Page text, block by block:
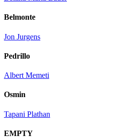
Belmonte
Jon Jurgens
Pedrillo
Albert Memeti
Osmin
Tapani Plathan
EMPTY